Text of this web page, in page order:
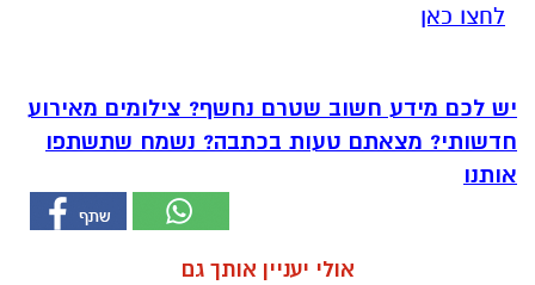
לחצו כאן
יש לכם מידע חשוב שטרם נחשף? צילומים מאירוע
חדשותי? מצאתם טעות בכתבה? נשמח שתשתפו
אותנו
אולי יעניין אותך גם